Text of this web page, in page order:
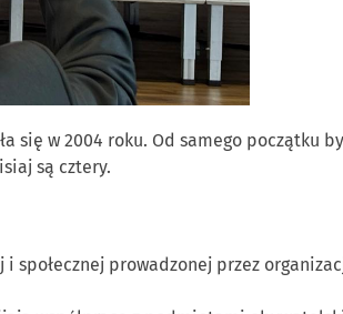
się w 2004 roku. Od samego początku
są cztery.
prowadzonej przez